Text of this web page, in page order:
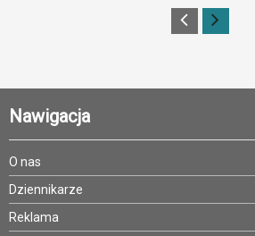
Nawigacja
O nas
Dziennikarze
Reklama